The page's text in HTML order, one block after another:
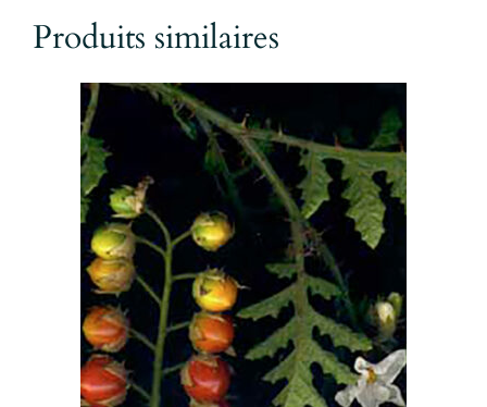
Produits similaires